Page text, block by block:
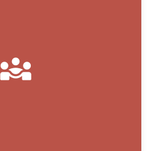
diversity_3